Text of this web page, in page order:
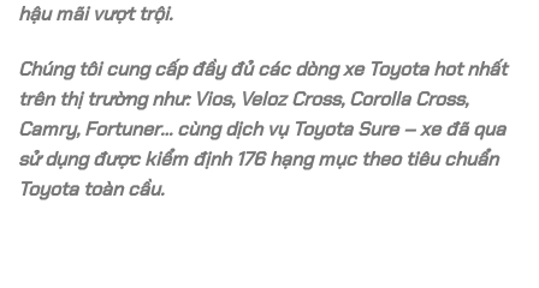
hậu mãi vượt trội.
Chúng tôi cung cấp đầy đủ các dòng xe Toyota hot nhất
trên thị trường như: Vios, Veloz Cross, Corolla Cross,
Camry, Fortuner… cùng dịch vụ Toyota Sure – xe đã qua
sử dụng được kiểm định 176 hạng mục theo tiêu chuẩn
Toyota toàn cầu.